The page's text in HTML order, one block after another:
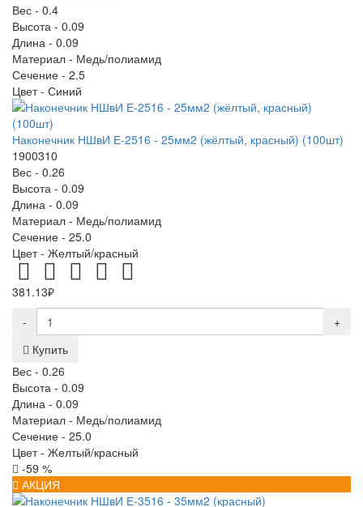
Вес - 0.4
Высота - 0.09
Длина - 0.09
Материал - Медь/полиамид
Сечение - 2.5
Цвет - Синий
Наконечник НШвИ Е-2516 - 25мм2 (жёлтый, красный) (100шт)
1900310
Вес - 0.26
Высота - 0.09
Длина - 0.09
Материал - Медь/полиамид
Сечение - 25.0
Цвет - Желтый/красный
381.13₽
-
+
Купить
Вес - 0.26
Высота - 0.09
Длина - 0.09
Материал - Медь/полиамид
Сечение - 25.0
Цвет - Желтый/красный
-59 %
АКЦИЯ